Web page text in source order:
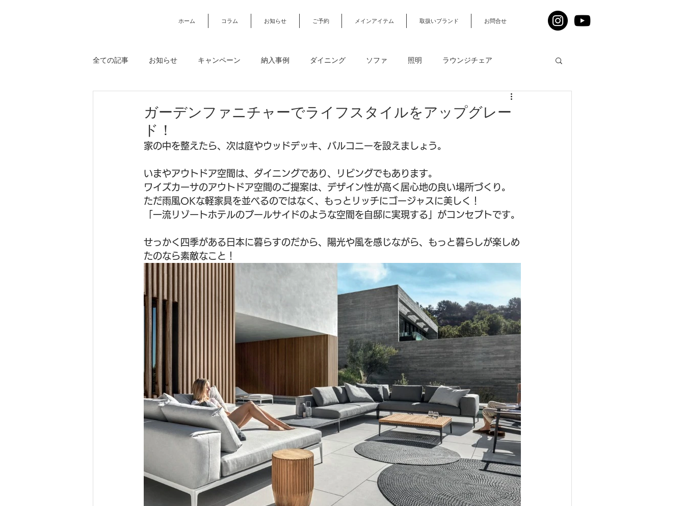
ホーム コラム お知らせ ご予約 メインアイテム 取扱いブランド お問合せ
全ての記事 お知らせ キャンペーン 納入事例 ダイニング ソファ 照明 ラウンジチェア
収納・キャビネット・シェルフ ガーデンファニチャー オーダー家具 オフィス・店舗・法人
ワイズカーサコラム ご注文規約 デザインアトリエ
ガーデンファニチャーでライフスタイルをアップグレー
ド！
家の中を整えたら、次は庭やウッドデッキ、バルコニーを設えましょう。
いまやアウトドア空間は、ダイニングであり、リビングでもあります。
ワイズカーサのアウトドア空間のご提案は、デザイン性が高く居心地の良い場所づくり。
ただ雨風OKな軽家具を並べるのではなく、もっとリッチにゴージャスに美しく！
「一流リゾートホテルのプールサイドのような空間を自邸に実現する」がコンセプトです。
せっかく四季がある日本に暮らすのだから、陽光や風を感じながら、もっと暮らしが楽しめ
たのなら素敵なこと！